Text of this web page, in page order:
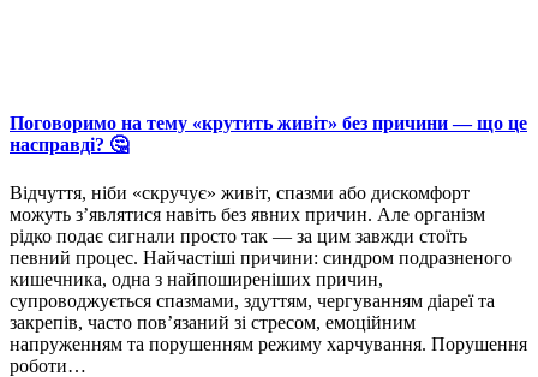
Поговоримо на тему «крутить живіт» без причини — що це
насправді? 🤔
Відчуття, ніби «скручує» живіт, спазми або дискомфорт
можуть з’являтися навіть без явних причин. Але організм
рідко подає сигнали просто так — за цим завжди стоїть
певний процес. Найчастіші причини: синдром подразненого
кишечника, одна з найпоширеніших причин,
супроводжується спазмами, здуттям, чергуванням діареї та
закрепів, часто пов’язаний зі стресом, емоційним
напруженням та порушенням режиму харчування. Порушення
роботи…